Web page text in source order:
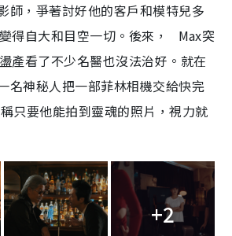
師，爭著討好他的客戶和模特兒多
得自大和目空一切。後來， Max突
產看了不少名醫也沒法治好。就在
名神秘人把一部菲林相機交給快完
只要他能拍到靈魂的照片，視力就
+2